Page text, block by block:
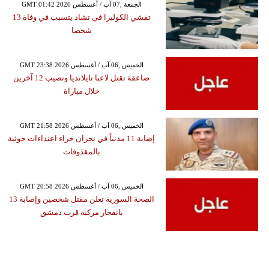
GMT 01:42 2026 الجمعة ,07 آب / أغسطس
تفشي الكوليرا في تشاد يتسبب في وفاة 13
شخصا
GMT 23:38 2026 الخميس ,06 آب / أغسطس
صاعقة تقتل لاعبا تايلانديا وتصيب 12 آخرين
خلال مباراة
GMT 21:58 2026 الخميس ,06 آب / أغسطس
إصابة 11 مدنياً في نجران جراء اعتداءات حوثية
بالمقذوفات
GMT 20:58 2026 الخميس ,06 آب / أغسطس
الصحة السورية تعلن مقتل شخصين وإصابة 13
بانفجار مركبة قرب دمشق